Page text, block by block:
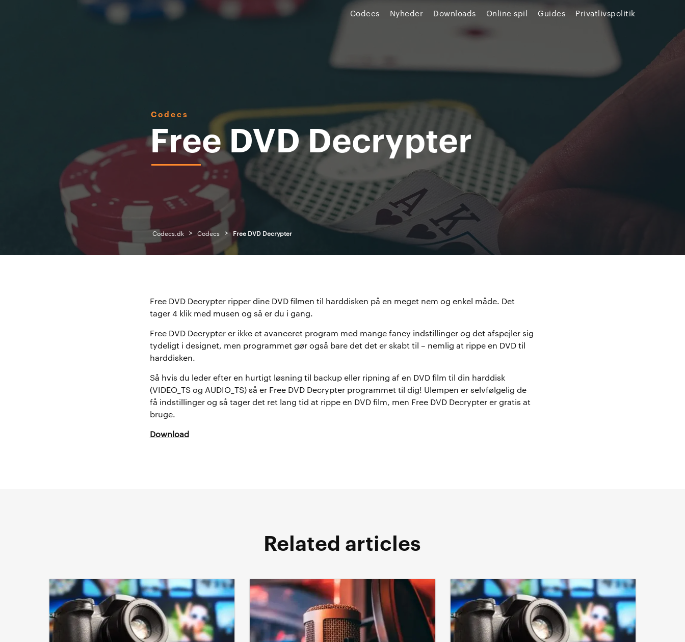
Codecs Nyheder Downloads Online spil Guides Privatlivspolitik
Codecs
Free DVD Decrypter
Codecs.dk > Codecs > Free DVD Decrypter
Free DVD Decrypter ripper dine DVD filmen til harddisken på en meget nem og enkel måde. Det
tager 4 klik med musen og så er du i gang.
Free DVD Decrypter er ikke et avanceret program med mange fancy indstillinger og det afspejler sig
tydeligt i designet, men programmet gør også bare det det er skabt til – nemlig at rippe en DVD til
harddisken.
Så hvis du leder efter en hurtigt løsning til backup eller ripning af en DVD film til din harddisk
(VIDEO_TS og AUDIO_TS) så er Free DVD Decrypter programmet til dig! Ulempen er selvfølgelig de
få indstillinger og så tager det ret lang tid at rippe en DVD film, men Free DVD Decrypter er gratis at
bruge.
Download
Related articles